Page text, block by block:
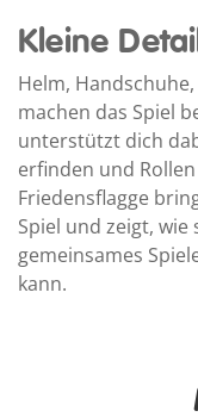
Kleine
Helm,
machen das Spiel
unterstützt dich
erfinden und
Friedensflagge
Spiel und zeigt,
gemeinsames
kann.